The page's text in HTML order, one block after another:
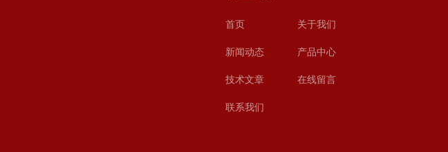
首页 关于我们
新闻动态 产品中心
技术文章 在线留言
联系我们